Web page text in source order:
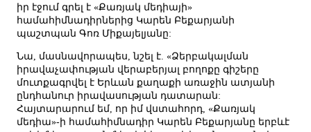
իր էջում գրել է «Քառյակ մեդիայի»
համահիմնադիրներից Կարեն Բեքարյանի
պաշտպան Գոռ Միքայելյանը:
Նա, մասնավորապես, նշել է. «Ձերբակալման
իրավաչափության վերաբերյալ բողոքը գիշերը
մուտքագրվել է Երևան քաղաքի առաջին ատյանի
ընդհանուր իրավասության դատարան:
Հայտարարում եմ, որ իմ վստահորդ, «Քառյակ
մեդիա»-ի համահիմնադիր Կարեն Բեքարյանը երբևէ